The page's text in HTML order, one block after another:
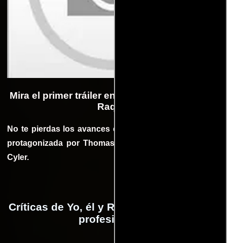
Mira el primer tráiler en castellano de Yo, Él y
Raquel
No te pierdas los avances en castellano de la película
protagonizada por Thomas Mann , Olivia Cooke y RJ
Cyler.
Críticas de Yo, él y Raquel realizadas por
profesionales